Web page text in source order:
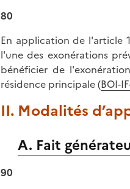
80
En application de l'article
l'une des exonérations
bénéficier de
résidence principale (BOI-
II. Modalités
A. Fait
90